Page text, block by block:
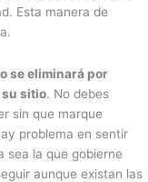
Esta manera de
se eliminará por
su sitio. No debes
sin que marque
problema en sentir
sea la que gobierne
aunque existan las